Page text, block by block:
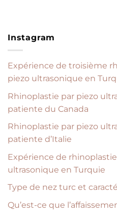
Instagram
Expérience de troisième
piezo ultrasonique en
Rhinoplastie par piezo
patiente du Canada
Rhinoplastie par piezo
patiente d’Italie
Expérience de
ultrasonique en Turquie
Type de nez turc et
Qu’est-ce que